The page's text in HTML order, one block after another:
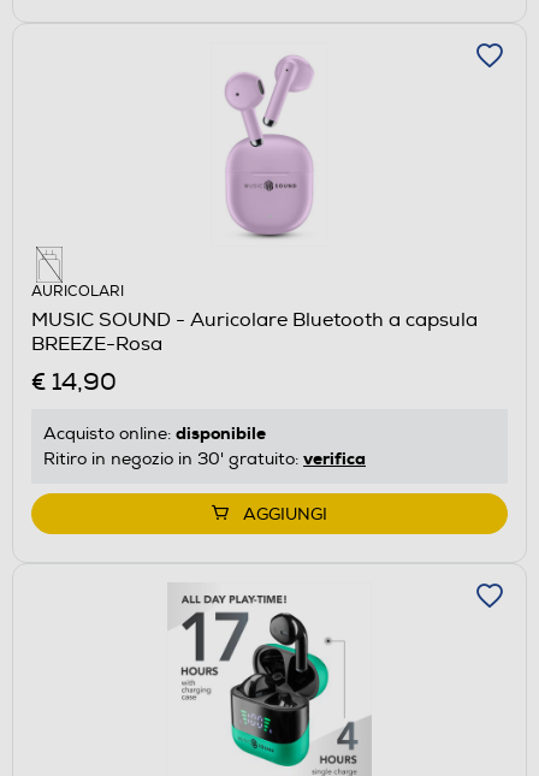
AURICOLARI
MUSIC SOUND - Auricolare Bluetooth a capsula
BREEZE-Rosa
€ 14,90
Acquisto online: disponibile
Ritiro in negozio in 30' gratuito: verifica
AGGIUNGI